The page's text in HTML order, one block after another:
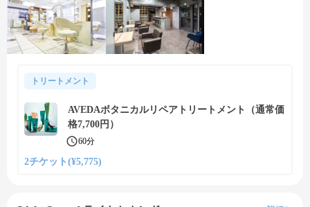
トリートメント
AVEDAボタニカルリペアトリートメント（通常価
格7,700円）
60分
2チケット(¥5,775)